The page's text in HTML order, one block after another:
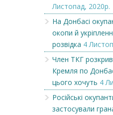
Листопад, 2020р.
На Донбасі
окопи й
розвідка 4
Член ТКГ
Кремля по
цього хочуть 4
Російські
застосували